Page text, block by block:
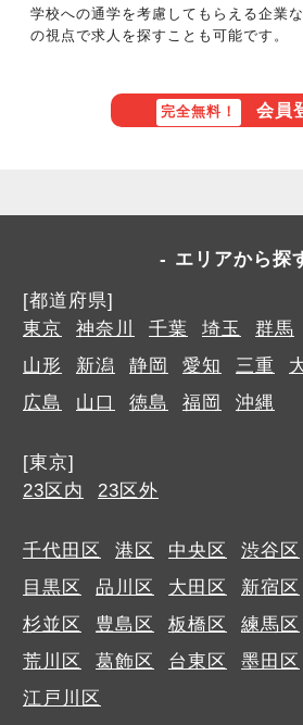
学校への通学を考慮してもらえる企業
の視点で求人を探すことも可能です。
完全無料！ 会員
エリアから探
[都道府県]
東京
神奈川 千葉 埼玉 群馬
山形
新潟 静岡 愛知 三重
広島
山口 徳島 福岡 沖縄
[東京]
23区内
23区外
千代田区 港区 中央区 渋谷区
目黒区
品川区 大田区 新宿区
杉並区
豊島区 板橋区 練馬区
荒川区
葛飾区 台東区 墨田区
江戸川区